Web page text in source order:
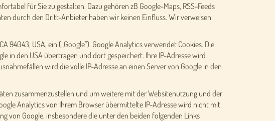
für Sie zu gestalten. Dazu gehören zB Google-Maps, RSS-Feeds
durch den Dritt-Anbieter haben wir keinen Einfluss. Wir verweisen
94043, USA, ein („Google"). Google Analytics verwendet Cookies. Die
in den USA übertragen und dort gespeichert. Ihre IP-Adresse wird
wird die volle IP-Adresse an einen Server von Google in den
zusammenzustellen und um weitere mit der Websitenutzung und der
Analytics von Ihrem Browser übermittelte IP-Adresse wird nicht mit
von Google, insbesondere die unter den beiden folgenden Links